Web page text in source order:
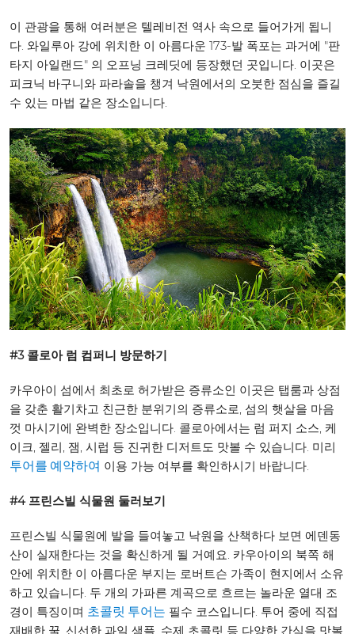
이 관광을 통해 여러분은 텔레비전 역사 속으로 들어가게 됩니
다. 와일루아 강에 위치한 이 아름다운 173-발 폭포는 과거에 "판
타지 아일랜드" 의 오프닝 크레딧에 등장했던 곳입니다. 이곳은
피크닉 바구니와 파라솔을 챙겨 낙원에서의 오붓한 점심을 즐길
수 있는 마법 같은 장소입니다.
#3 콜로아 럼 컴퍼니 방문하기
카우아이 섬에서 최초로 허가받은 증류소인 이곳은 탭룸과 상점
을 갖춘 활기차고 친근한 분위기의 증류소로, 섬의 햇살을 마음
껏 마시기에 완벽한 장소입니다. 콜로아에서는 럼 퍼지 소스, 케
이크, 젤리, 잼, 시럽 등 진귀한 디저트도 맛볼 수 있습니다. 미리
투어를 예약하여 이용 가능 여부를 확인하시기 바랍니다.
#4 프린스빌 식물원 둘러보기
프린스빌 식물원에 발을 들여놓고 낙원을 산책하다 보면 에덴동
산이 실재한다는 것을 확신하게 될 거예요. 카우아이의 북쪽 해
안에 위치한 이 아름다운 부지는 로버트슨 가족이 현지에서 소유
하고 있습니다. 두 개의 가파른 계곡으로 흐르는 놀라운 열대 조
경이 특징이며 초콜릿 투어는 필수 코스입니다. 투어 중에 직접
재배한 꿀, 신선한 과일 샘플, 수제 초콜릿 등 다양한 간식을 맛볼